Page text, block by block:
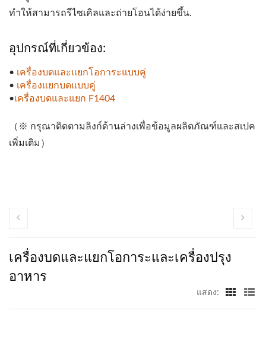
ทำให้สามารถรีไซเคิลและถ่ายโอนได้ง่ายขึ้น.
อุปกรณ์ที่เกี่ยวข้อง:
• เครื่องบดและแยกโอการะแบบคู่
• เครื่องแยกบดแบบคู่
•เครื่องบดและแยก F1404
（※ กรุณาติดตามลิงก์ด้านล่างเพื่อข้อมูลผลิตภัณฑ์และสเปค
เพิ่มเติม）
เครื่องบดและแยกโอการะและเครื่องปรุง
อาหาร
แสดง: